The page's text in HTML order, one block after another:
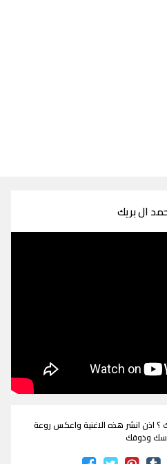
ال بريك
اذن انشر هذه الاغنية واعكس روعة
وذوقك